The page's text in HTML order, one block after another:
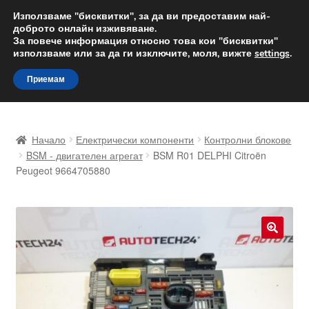
ДОСТАВКА от 12 лв.
Доставка по целия свят
Skip
to
navigation
Skip
to
content
Доставка по целия свят
Начало Електрически компоненти
Контролни блокове
BSM - двигателен агрегат
BSM R01 DELPHI Citroën
Peugeot 9664705880
🔍
Използваме "бисквитки", за да ви предоставим най-
доброто онлайн изживяване.
За повече информация относно това кои "бисквитки"
използваме или за да ги изключите, моля, вижте settings.
Приемам